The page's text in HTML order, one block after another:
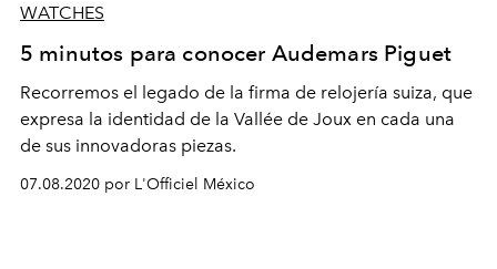
WATCHES
5 minutos para conocer Audemars Piguet
Recorremos el legado de la firma de relojería suiza, que
expresa la identidad de la Vallée de Joux en cada una
de sus innovadoras piezas.
07.08.2020 por L'Officiel México